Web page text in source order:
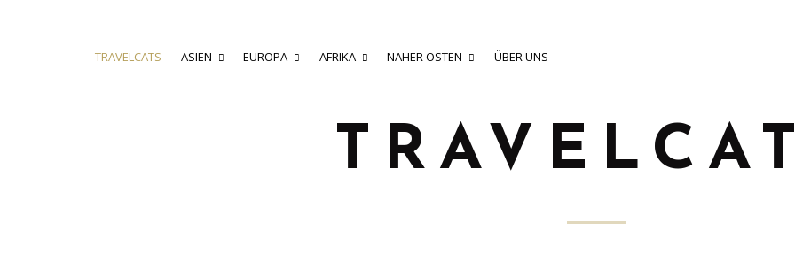
TRAVELCATS ASIEN EUROPA AFRIKA NAHER OSTEN ÜBER UNS